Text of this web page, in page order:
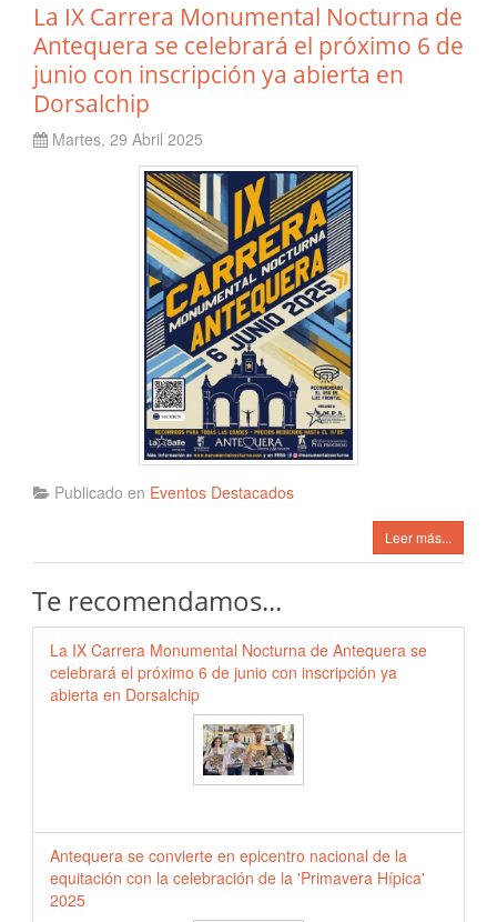
La IX Carrera Monumental Nocturna de
Antequera se celebrará el próximo 6 de
junio con inscripción ya abierta en
Dorsalchip
Martes, 29 Abril 2025
Publicado en Eventos Destacados
Leer más...
Te recomendamos...
La IX Carrera Monumental Nocturna de Antequera se
celebrará el próximo 6 de junio con inscripción ya
abierta en Dorsalchip
Antequera se convierte en epicentro nacional de la
equitación con la celebración de la 'Primavera Hípica'
2025